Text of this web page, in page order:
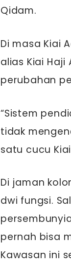
Qidam.
Di masa Kiai
alias Kiai Haji
perubahan
“Sistem
tidak
satu cucu
Di jaman
dwi fungsi.
pernah bisa
Kawasan ini